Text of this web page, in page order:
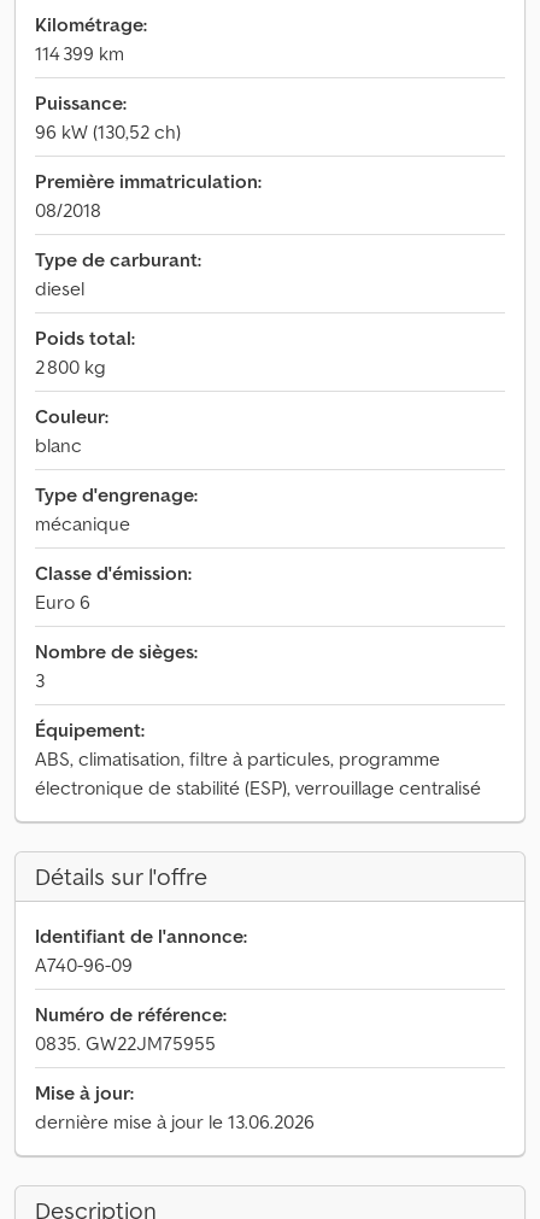
Kilométrage:
114 399 km
Puissance:
96 kW (130,52 ch)
Première immatriculation:
08/2018
Type de carburant:
diesel
Poids total:
2 800 kg
Couleur:
blanc
Type d'engrenage:
mécanique
Classe d'émission:
Euro 6
Nombre de sièges:
3
Équipement:
ABS, climatisation, filtre à particules, programme
électronique de stabilité (ESP), verrouillage centralisé
Détails sur l'offre
Identifiant de l'annonce:
A740-96-09
Numéro de référence:
0835. GW22JM75955
Mise à jour:
dernière mise à jour le 13.06.2026
Description